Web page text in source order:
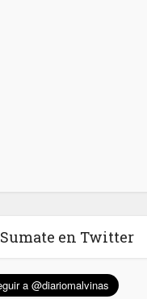
Sumate en Twitter